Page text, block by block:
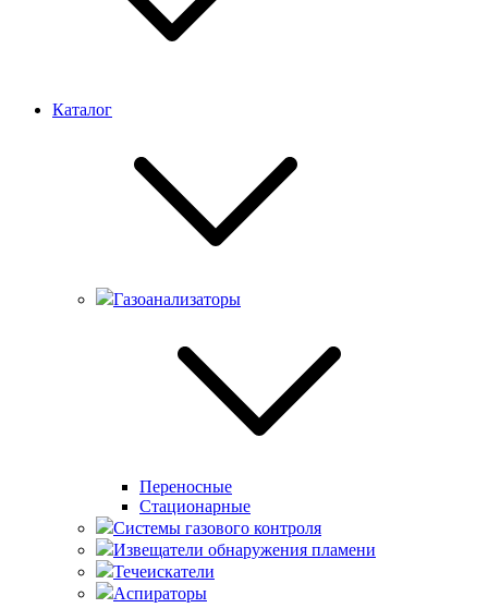
Каталог
Газоанализаторы
Переносные
Стационарные
Системы газового контроля
Извещатели обнаружения пламени
Течеискатели
Аспираторы